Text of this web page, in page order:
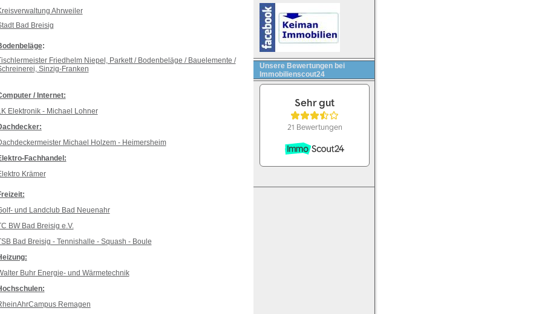
Ahrweiler
Bad Breisig
:
Friedhelm Niepel, Parkett / Bodenbeläge / Bauelemente /
Sinzig-Franken
/ Internet:
Elektronik - Michael Lohner
Michael Holzem - Heimersheim
Fachhandel:
Krämer
und Landclub Bad Neuenahr
BW Bad Breisig e.V.
Bad Breisig - Tennishalle - Squash - Boule
Buhr Energie- und Wärmetechnik
Remagen
Unsere Bewertungen bei
Immobilienscout24